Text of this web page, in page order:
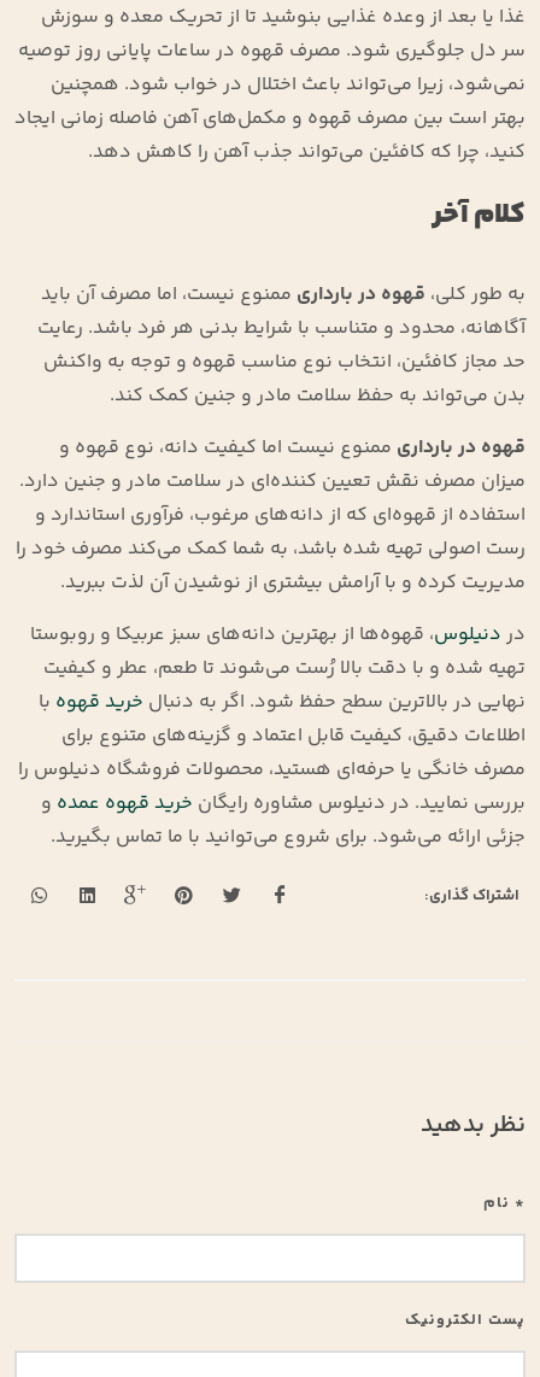
غذا یا بعد از وعده غذایی بنوشید تا از تحریک معده و سوزش
سر دل جلوگیری شود. مصرف قهوه در ساعات پایانی روز توصیه
نمی‌شود، زیرا می‌تواند باعث اختلال در خواب شود. همچنین
بهتر است بین مصرف قهوه و مکمل‌های آهن فاصله زمانی ایجاد
کنید، چرا که کافئین می‌تواند جذب آهن را کاهش دهد.
کلام آخر
به طور کلی، قهوه در بارداری ممنوع نیست، اما مصرف آن باید
آگاهانه، محدود و متناسب با شرایط بدنی هر فرد باشد. رعایت
حد مجاز کافئین، انتخاب نوع مناسب قهوه و توجه به واکنش
بدن می‌تواند به حفظ سلامت مادر و جنین کمک کند.
قهوه در بارداری ممنوع نیست اما کیفیت دانه، نوع قهوه و
میزان مصرف نقش تعیین ‌کننده‌ای در سلامت مادر و جنین دارد.
استفاده از قهوه‌ای که از دانه‌های مرغوب، فرآوری استاندارد و
رست اصولی تهیه شده باشد، به شما کمک می‌کند مصرف خود را
مدیریت کرده و با آرامش بیشتری از نوشیدن آن لذت ببرید.
در دنیلوس، قهوه‌ها از بهترین دانه‌های سبز عربیکا و روبوستا
تهیه شده و با دقت بالا رُست می‌شوند تا طعم، عطر و کیفیت
نهایی در بالاترین سطح حفظ شود. اگر به دنبال خرید قهوه با
اطلاعات دقیق، کیفیت قابل اعتماد و گزینه‌های متنوع برای
مصرف خانگی یا حرفه‌ای هستید، محصولات فروشگاه دنیلوس را
بررسی نمایید. در دنیلوس مشاوره رایگان خرید قهوه عمده و
جزئی ارائه می‌شود. برای شروع می‌توانید با ما تماس بگیرید.
اشتراک گذاری:
نظر بدهید
* نام
پست الکترونیک